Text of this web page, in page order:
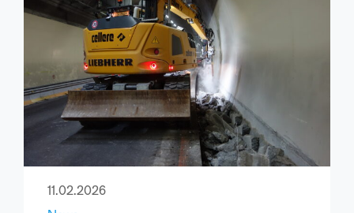
11.02.2026